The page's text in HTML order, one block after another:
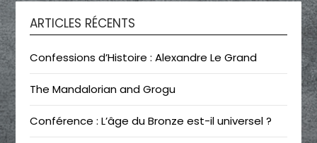
ARTICLES RÉCENTS
Confessions d’Histoire : Alexandre Le Grand
The Mandalorian and Grogu
Conférence : L’âge du Bronze est-il universel ?